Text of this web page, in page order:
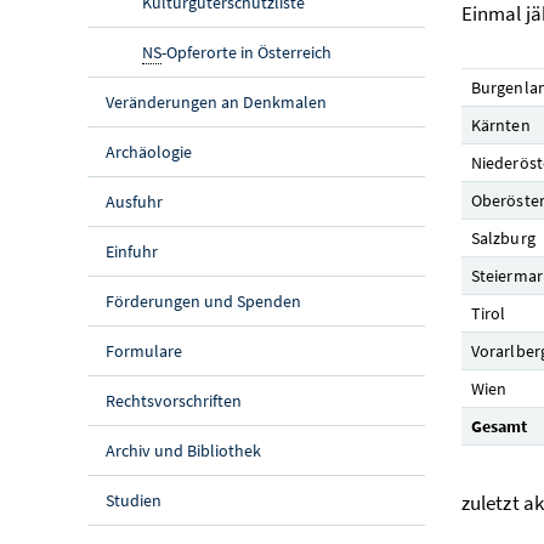
NS-Opferorte in Österreich
Veränderungen an Denkmalen
Archäologie
Ausfuhr
Einfuhr
Förderungen und Spenden
Formulare
Rechtsvorschriften
Archiv und Bibliothek
Studien
Einmal
Kärnten
Salzburg
Tirol
Wien
Gesamt
zuletzt